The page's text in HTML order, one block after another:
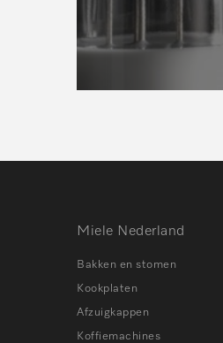
Miele Nederland
Bakken en stomen
Kookplaten
Afzuigkappen
Koffiemachines